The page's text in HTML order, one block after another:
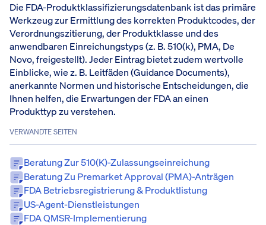
Die FDA-Produktklassifizierungsdatenbank ist das primäre
Werkzeug zur Ermittlung des korrekten Produktcodes, der
Verordnungszitierung, der Produktklasse und des
anwendbaren Einreichungstyps (z. B. 510(k), PMA, De
Novo, freigestellt). Jeder Eintrag bietet zudem wertvolle
Einblicke, wie z. B. Leitfäden (Guidance Documents),
anerkannte Normen und historische Entscheidungen, die
Ihnen helfen, die Erwartungen der FDA an einen
Produkttyp zu verstehen.
VERWANDTE SEITEN
Beratung Zur 510(k)-Zulassungseinreichung
Beratung Zu Premarket Approval (PMA)-Anträgen
FDA Betriebsregistrierung & Produktlistung
US-Agent-Dienstleistungen
FDA QMSR-Implementierung